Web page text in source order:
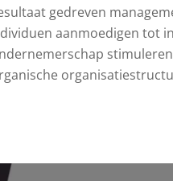
gedreven
aanmoedigen tot